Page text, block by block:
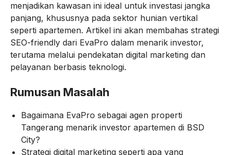
menjadikan kawasan ini ideal untuk investasi jangka
panjang, khususnya pada sektor hunian vertikal
seperti apartemen. Artikel ini akan membahas strategi
SEO-friendly dari EvaPro dalam menarik investor,
terutama melalui pendekatan digital marketing dan
pelayanan berbasis teknologi.
Rumusan Masalah
Bagaimana EvaPro sebagai agen properti
Tangerang menarik investor apartemen di BSD
City?
Strategi digital marketing seperti apa yang